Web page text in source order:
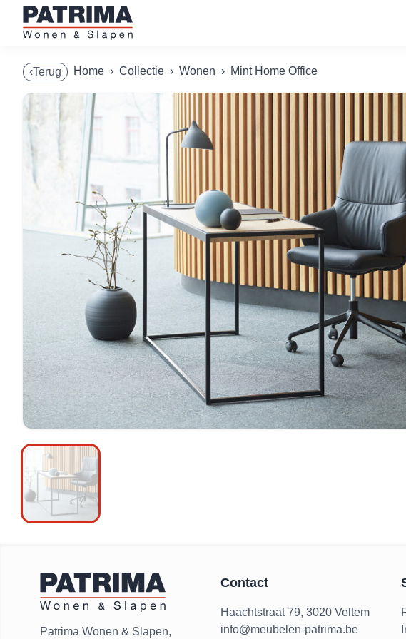
‹Terug Home › Collectie › Wonen › Mint Home Office
Patrima Wonen & Slapen,
Contact
Haachtstraat 79, 3020 Veltem
info@meubelen-patrima.be